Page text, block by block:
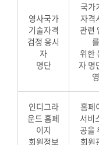
영사국가
기술자격
검정 응시
자
명단
국가
자격
관련
를
위한
자 명
영
인디그라
운드 홈페
이지
회원정보
홈페
서비
공을
회원